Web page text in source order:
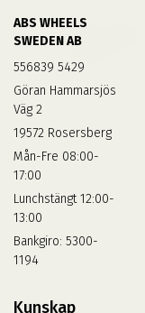
ABS WHEELS
SWEDEN AB
556839 5429
Göran Hammarsjös
Väg 2
19572 Rosersberg
Mån-Fre 08:00-
17:00
Lunchstängt 12:00-
13:00
Bankgiro: 5300-
1194
Kunskap